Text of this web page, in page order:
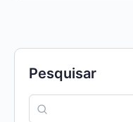
Pesquisar